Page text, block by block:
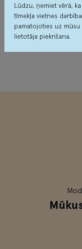
Lūdzu, ņemiet vērā,
tīmekļa vietnes
pamatojoties uz
lietotāja piekrišana.